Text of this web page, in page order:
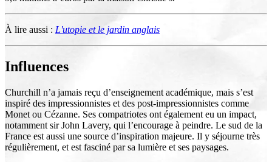
À lire aussi : L'utopie et le jardin anglais
Influences
Churchill n’a jamais reçu d’enseignement académique, mais s’est
inspiré des impressionnistes et des post-impressionnistes comme
Monet ou Cézanne. Ses compatriotes ont également eu un impact,
notamment sir John Lavery, qui l’encourage à peindre. Le sud de la
France est aussi une source d’inspiration majeure. Il y séjourne très
régulièrement, et est fasciné par sa lumière et ses paysages.